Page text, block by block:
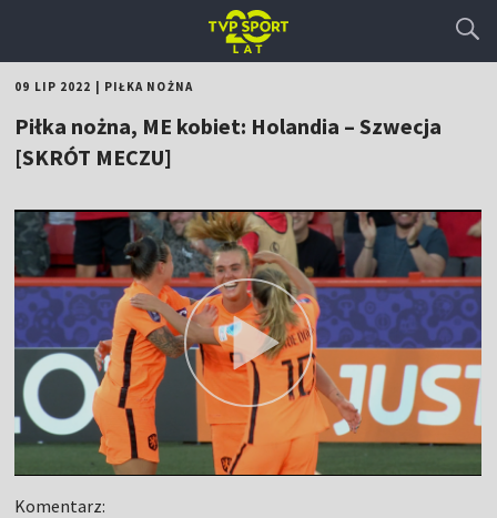
09 LIP 2022 PIŁKA NOŻNA
Piłka nożna, ME kobiet: Holandia – Szwecja
[SKRÓT MECZU]
Komentarz: